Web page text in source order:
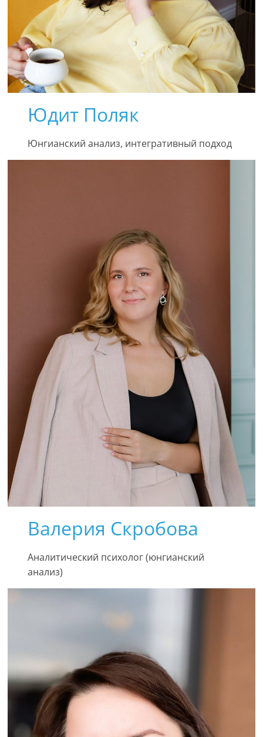
Юдит Поляк
Юнгианский анализ, интегративный подход
Валерия Скробова
Аналитический психолог (юнгианский
анализ)